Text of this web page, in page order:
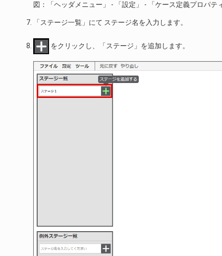
図：「ヘッダメニュー」 - 「設定」 - 「ケース定義プロパテ
「ステージ一覧」にて ステージ名を入力します。
をクリックし、「ステージ」を追加します。